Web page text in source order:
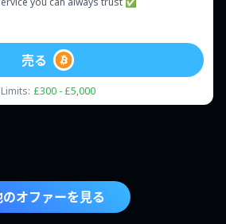
Limits: £300 - £5,000
売る
オファーを見る